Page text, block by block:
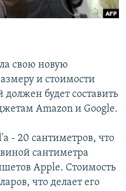
свою новую
и стоимости
будет составить
Amazon и Google.
- 20 сантиметров, что
сантиметра
Apple. Стоимость
что делает его